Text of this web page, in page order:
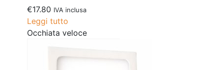
€17.80 IVA inclusa
Leggi tutto
Occhiata veloce